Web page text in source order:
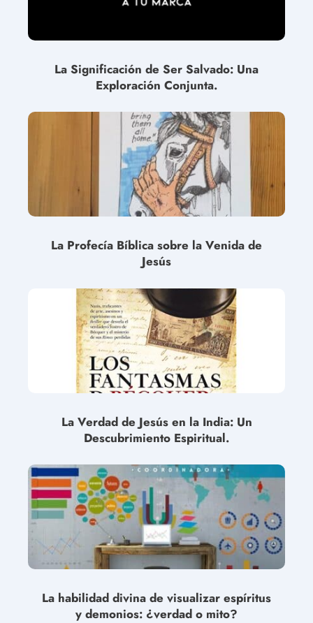
La Significación de Ser Salvado: Una
Exploración Conjunta.
La Profecía Bíblica sobre la Venida de
Jesús
La Verdad de Jesús en la India: Un
Descubrimiento Espiritual.
La habilidad divina de visualizar espíritus
y demonios: ¿verdad o mito?